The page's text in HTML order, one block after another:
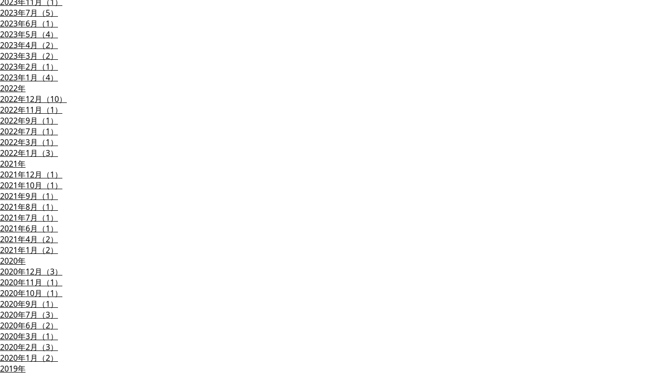
2023年7月（5）
2023年6月（1）
2023年5月（4）
2023年4月（2）
2023年3月（2）
2023年2月（1）
2023年1月（4）
2022年
2022年12月（10）
2022年11月（1）
2022年9月（1）
2022年7月（1）
2022年3月（1）
2022年1月（3）
2021年
2021年12月（1）
2021年10月（1）
2021年9月（1）
2021年8月（1）
2021年7月（1）
2021年6月（1）
2021年4月（2）
2021年1月（2）
2020年
2020年12月（3）
2020年11月（1）
2020年10月（1）
2020年9月（1）
2020年7月（3）
2020年6月（2）
2020年3月（1）
2020年2月（3）
2020年1月（2）
2019年